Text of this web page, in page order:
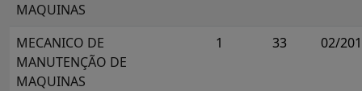
MAQUINAS
MECANICO DE
MANUTENÇÃO DE
MAQUINAS
1 33 02/